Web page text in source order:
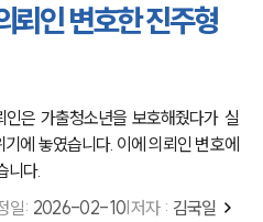
뢰인 변호한 진주형
은 가출청소년을 보호해줬다가 실
에 놓였습니다. 이에 의뢰인 변호에
니다.
일: 2026-02-10 저자 : 김국일